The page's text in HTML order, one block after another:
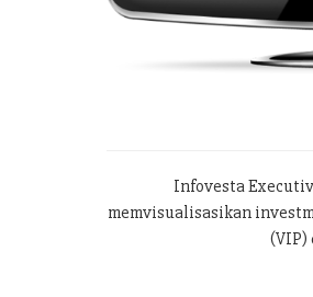
Infovesta
memvisualisasikan
(VIP)